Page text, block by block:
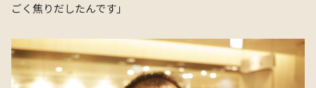
ごく焦りだしたんです」